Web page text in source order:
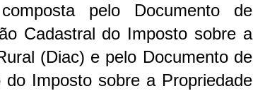
pelo Documento de
Cadastral do Imposto sobre a
(Diac) e pelo Documento de
do Imposto sobre a Propriedade